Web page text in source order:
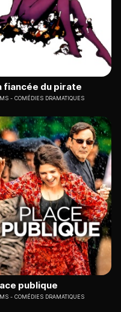
fiancée du pirate
COMÉDIES DRAMATIQUES
publique
COMÉDIES DRAMATIQUES